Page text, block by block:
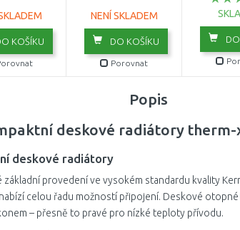
KOŠÍKU
NENÍ SKLADEM
DO KOŠÍKU
Porovnat
Popis
deskové radiátory therm-
deskové radiátory
provedení ve vysokém standardu kvality
celou řadu možností připojení. Deskové
– přesně to pravé pro nízké teploty přívodu.